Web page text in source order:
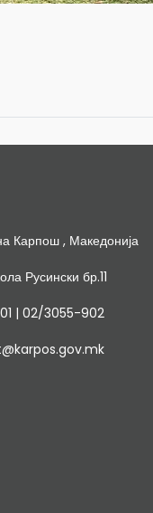
Карпош , Македонија
Русински бр.11
| 02/3055-902